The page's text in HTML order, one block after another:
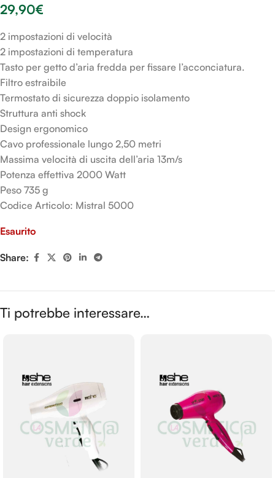
29,90€
2 impostazioni di velocità
2 impostazioni di temperatura
Tasto per getto d’aria fredda per fissare l’acconciatura.
Filtro estraibile
Termostato di sicurezza doppio isolamento
Struttura anti shock
Design ergonomico
Cavo professionale lungo 2,50 metri
Massima velocità di uscita dell’aria 13m/s
Potenza effettiva 2000 Watt
Peso 735 g
Codice Articolo: Mistral 5000
Esaurito
Share:
Ti potrebbe interessare…